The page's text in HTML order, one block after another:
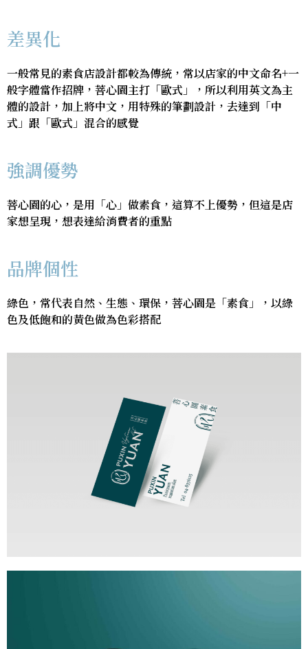
差異化
一般常見的素食店設計都較為傳統，常以店家的中文命名+一
般字體當作招牌，菩心園主打「歐式」，所以利用英文為主
體的設計，加上將中文，用特殊的筆劃設計，去達到「中
式」跟「歐式」混合的感覺
強調優勢
菩心園的心，是用「心」做素食，這算不上優勢，但這是店
家想呈現，想表達給消費者的重點
品牌個性
綠色，常代表自然、生態、環保，菩心園是「素食」，以綠
色及低飽和的黃色做為色彩搭配